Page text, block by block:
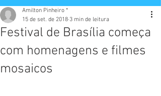
Festival de Brasília começa
com homenagens e filmes
mosaicos
Amilton Pinheiro *
15 de set. de 2018 3 min de leitura